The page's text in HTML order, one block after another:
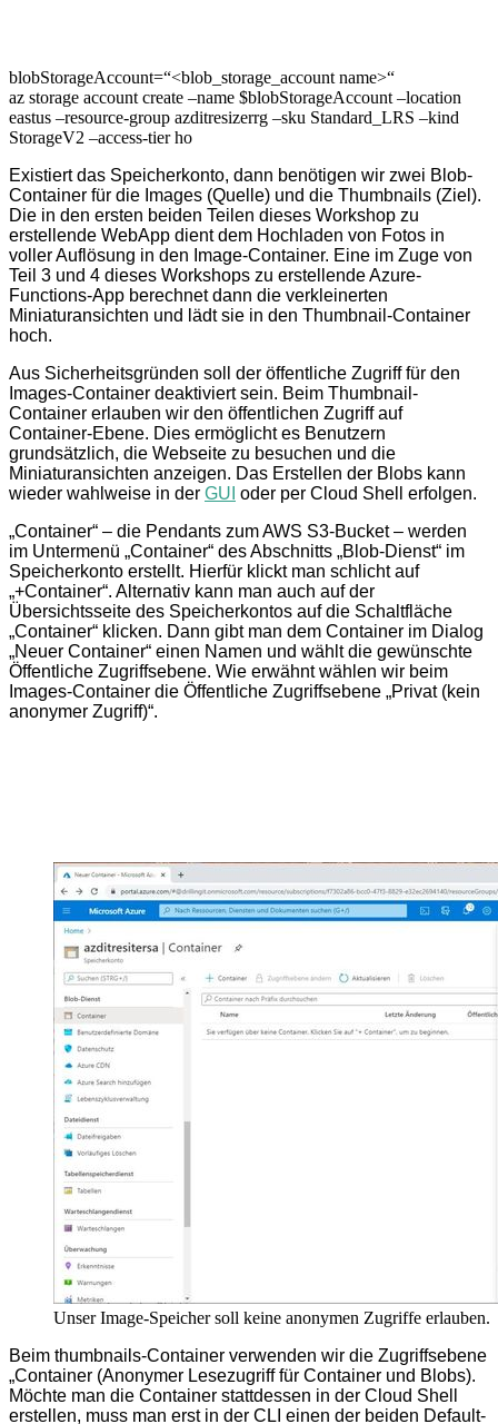
blobStorageAccount=“<blob_storage_account name>“
az storage account create –name $blobStorageAccount –location
eastus –resource-group azditresizerrg –sku Standard_LRS –kind
StorageV2 –access-tier ho
Existiert das Speicherkonto, dann benötigen wir zwei Blob-
Container für die Images (Quelle) und die Thumbnails (Ziel).
Die in den ersten beiden Teilen dieses Workshop zu
erstellende WebApp dient dem Hochladen von Fotos in
voller Auflösung in den Image-Container. Eine im Zuge von
Teil 3 und 4 dieses Workshops zu erstellende Azure-
Functions-App berechnet dann die verkleinerten
Miniaturansichten und lädt sie in den Thumbnail-Container
hoch.
Aus Sicherheitsgründen soll der öffentliche Zugriff für den
Images-Container deaktiviert sein. Beim Thumbnail-
Container erlauben wir den öffentlichen Zugriff auf
Container-Ebene. Dies ermöglicht es Benutzern
grundsätzlich, die Webseite zu besuchen und die
Miniaturansichten anzeigen. Das Erstellen der Blobs kann
wieder wahlweise in der GUI oder per Cloud Shell erfolgen.
„Container“ – die Pendants zum AWS S3-Bucket – werden
im Untermenü „Container“ des Abschnitts „Blob-Dienst“ im
Speicherkonto erstellt. Hierfür klickt man schlicht auf
„+Container“. Alternativ kann man auch auf der
Übersichtsseite des Speicherkontos auf die Schaltfläche
„Container“ klicken. Dann gibt man dem Container im Dialog
„Neuer Container“ einen Namen und wählt die gewünschte
Öffentliche Zugriffsebene. Wie erwähnt wählen wir beim
Images-Container die Öffentliche Zugriffsebene „Privat (kein
anonymer Zugriff)“.
Unser Image-Speicher soll keine anonymen Zugriffe erlauben.
Beim thumbnails-Container verwenden wir die Zugriffsebene
„Container (Anonymer Lesezugriff für Container und Blobs).
Möchte man die Container stattdessen in der Cloud Shell
erstellen, muss man erst in der CLI einen der beiden Default-